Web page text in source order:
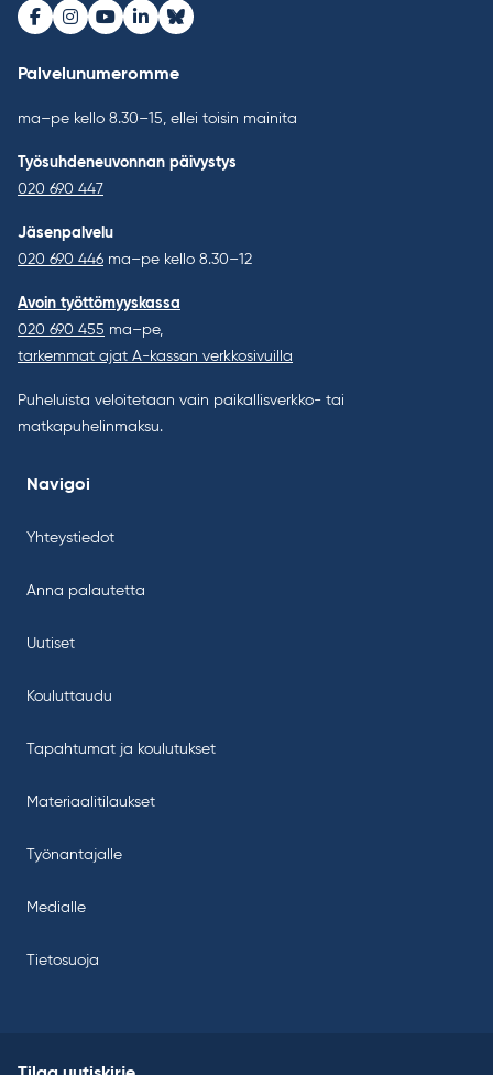
Facebook
Instagram
Youtube
LinkedInBluesky
Palvelunumeromme
ma–pe kello 8.30–15, ellei toisin mainita
Työsuhdeneuvonnan päivystys
020 690 447
Jäsenpalvelu
020 690 446 ma–pe kello 8.30–12
Avoin työttömyyskassa
020 690 455 ma–pe,
tarkemmat ajat A-kassan verkkosivuilla
Puheluista veloitetaan vain paikallisverkko- tai
matkapuhelinmaksu.
Navigoi
Yhteystiedot
Anna palautetta
Uutiset
Kouluttaudu
Tapahtumat ja koulutukset
Materiaalitilaukset
Työnantajalle
Medialle
Tietosuoja